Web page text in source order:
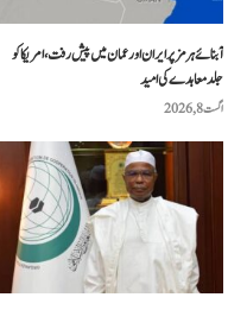
آبنائے ہرمز پر ایران اور عمان میں پیش رفت، امریکا کو
جلد معاہدے کی امید
اگست 8, 2026